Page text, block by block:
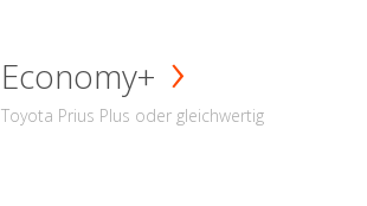
Economy+
Toyota Prius Plus oder gleichwertig